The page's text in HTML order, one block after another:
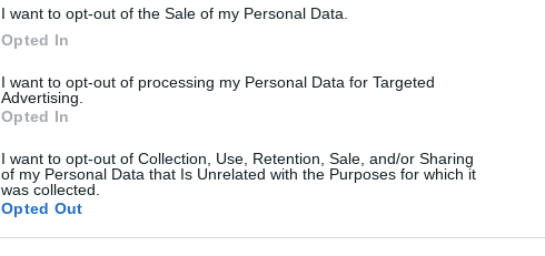
I want to opt-out of the Sale of my Personal Data.
Opted In
I want to opt-out of processing my Personal Data for Targeted
Advertising.
Opted In
I want to opt-out of Collection, Use, Retention, Sale, and/or Sharing
of my Personal Data that Is Unrelated with the Purposes for which it
was collected.
Opted Out